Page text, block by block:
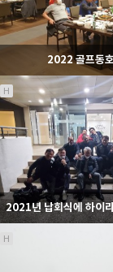
라이온스
1026
06-
라이온스
2022 골프동
H
2021년 납회식에 하이
H